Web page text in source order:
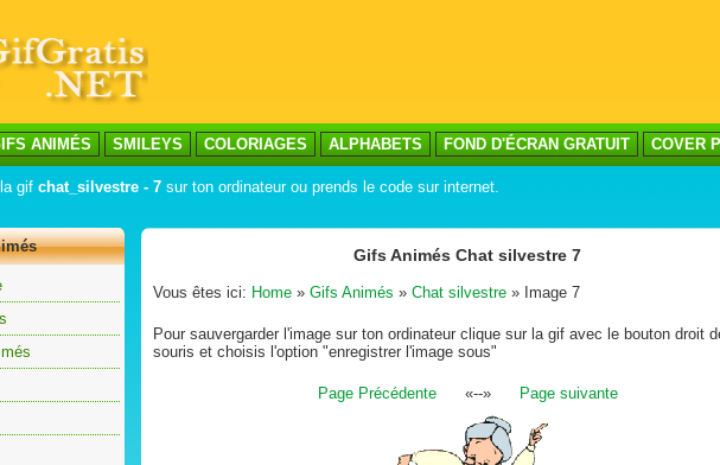
ANIMÉS SMILEYS COLORIAGES ALPHABETS FOND D'ÉCRAN GRATUIT COVER
gif chat_silvestre - 7 sur ton ordinateur ou prends le code sur internet.
Gifs Animés Chat silvestre 7
Vous êtes ici: Home » Gifs Animés » Chat silvestre » Image 7
Pour sauvergarder l'image sur ton ordinateur clique sur la gif avec le bouton droit
souris et choisis l'option "enregistrer l'image sous"
Page Précédente«--» Page suivante